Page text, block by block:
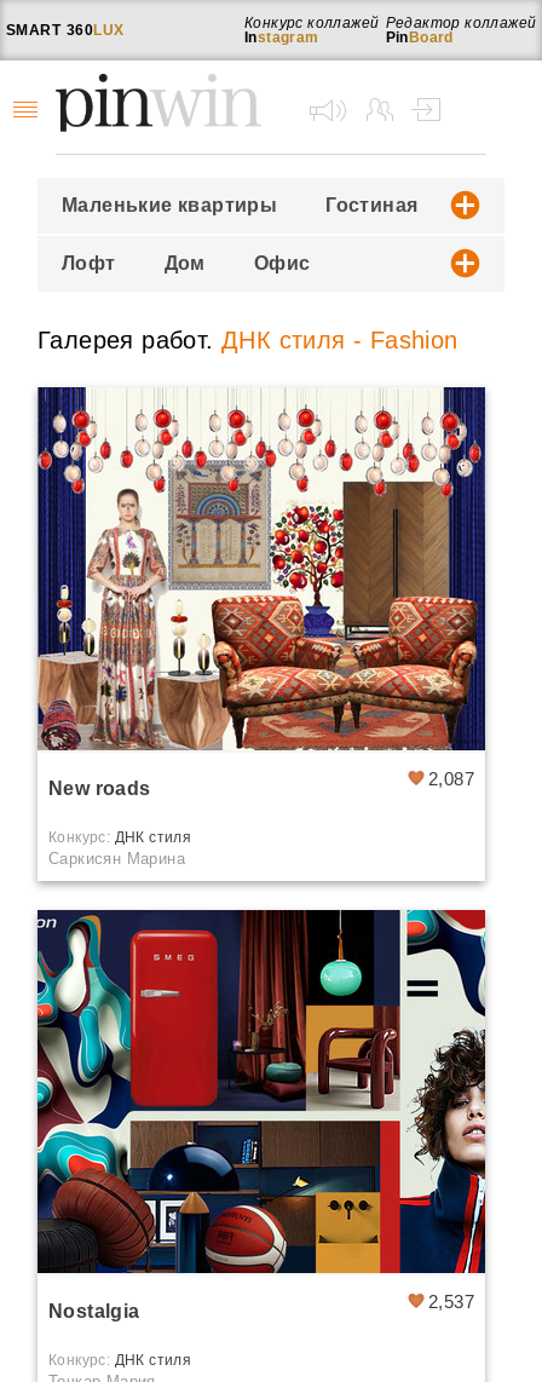
SMART 360LUX
Редактор коллажей
Pin Board
Конкурс коллажей
Instagram
Маленькие квартиры Гостиная
Ванная Детская
ДНК стиля - Шеби Шик
ДНК стиля - Диалог Эпох
ДНК стиля - Неоэтника
ДНК стиля - Nature
ДНК стиля - Космос
ДНК стиля - Виртуальный интерьер
Лофт Дом Офис
Галерея работ. ДНК стиля - Fashion
2,087
New roads
Конкурс: ДНК стиля
Саркисян Марина
2,537
Nostalgia
Конкурс: ДНК стиля